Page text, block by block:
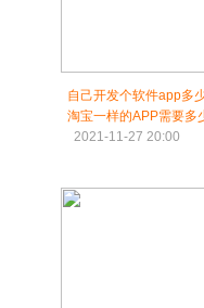
自己开发个软件app多
淘宝一样的APP需要多
2021-11-27 20:00